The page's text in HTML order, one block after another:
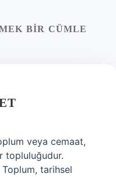
BIR CÜMLE
veya cemaat,
topluluğudur.
tarihsel